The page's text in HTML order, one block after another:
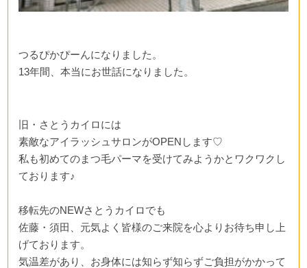
つるぴかぴーんになりました。
13年間、本当にお世話になりました。
旧・さとうカイロには
素敵なアイラッシュサロンがOPENします♡
私も初めてのまつ毛パーマを受けてみようかとワクワクし
ております♪
移転先のNEWさとうカイロでも
佐藤・須田、元気よく皆様のご来院を心よりお待ち申し上
げております。
気温差があり、お身体には知らず知らずご負担がかかって